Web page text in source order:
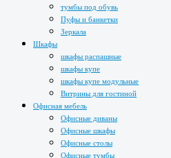
тумбы под обувь
Пуфы и банкетки
Зеркала
Шкафы
шкафы распашные
шкафы купе
шкафы купе модульные
Витрины для гостиной
Офисная мебель
Офисные диваны
Офисные шкафы
Офисные столы
Офисные тумбы